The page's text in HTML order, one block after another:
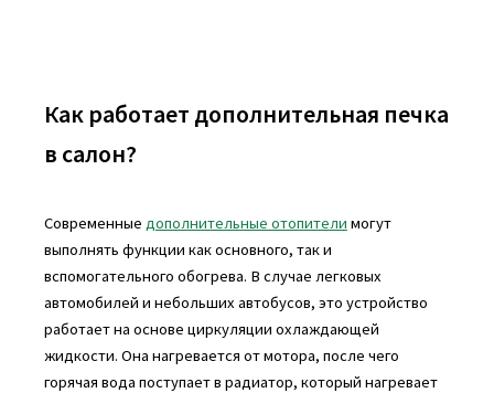
Как работает дополнительная печка
в салон?
Современные дополнительные отопители могут
выполнять функции как основного, так и
вспомогательного обогрева. В случае легковых
автомобилей и небольших автобусов, это устройство
работает на основе циркуляции охлаждающей
жидкости. Она нагревается от мотора, после чего
горячая вода поступает в радиатор, который нагревает